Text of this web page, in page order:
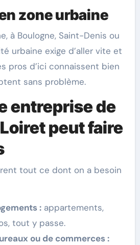
zone urbaine
à Boulogne, Saint-Denis ou
urbaine exige d’aller vite et
pros d’ici connaissent bien
sans problème.
entreprise de
peut faire
tout ce dont on a besoin
:appartements,
tout y passe.
ou de commerces :